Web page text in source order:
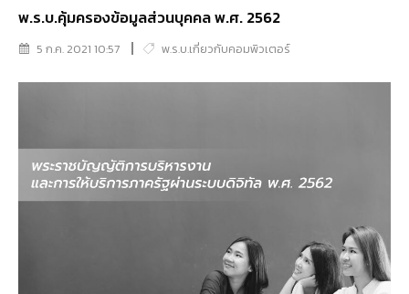
พ.ร.บ.คุ้มครองข้อมูลส่วนบุคคล พ.ศ. 2562
5 ก.ค. 2021 10:57 พ.ร.บ.เกี่ยวกับคอมพิวเตอร์